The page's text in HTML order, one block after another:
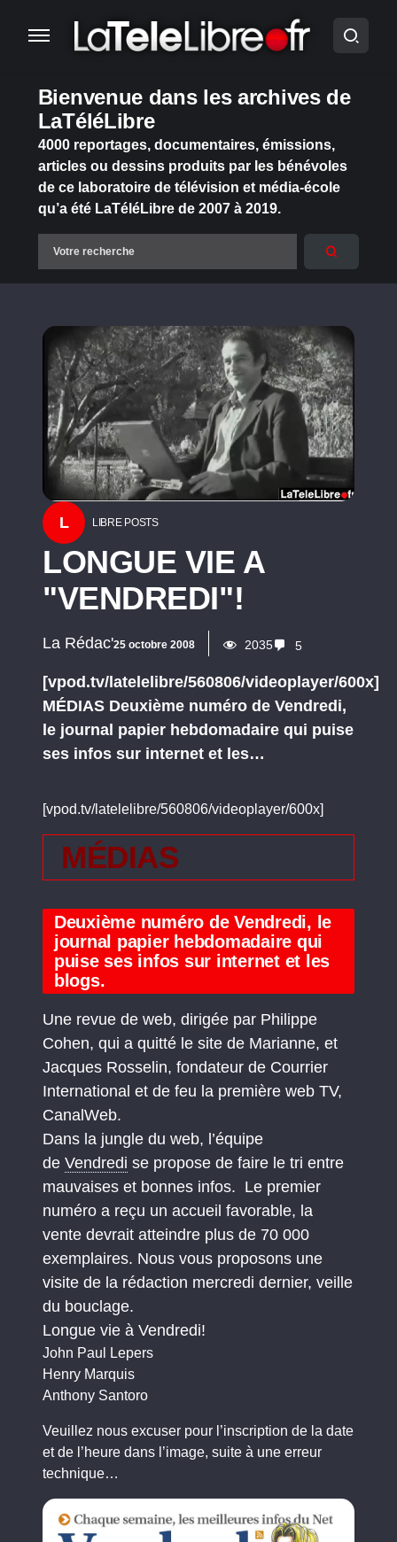
Bienvenue dans les archives de
LaTéléLibre
4000 reportages, documentaires, émissions,
articles ou dessins produits par les bénévoles
de ce laboratoire de télévision et média-école
qu’a été LaTéléLibre de 2007 à 2019.
L LIBRE POSTS
LONGUE VIE A
"VENDREDI"!
La Rédac'25 octobre 2008 2035 5
[vpod.tv/latelelibre/560806/videoplayer/600x]
MÉDIAS Deuxième numéro de Vendredi,
le journal papier hebdomadaire qui puise
ses infos sur internet et les…
[vpod.tv/latelelibre/560806/videoplayer/600x]
MÉDIAS
Deuxième numéro de Vendredi, le
journal papier hebdomadaire qui
puise ses infos sur internet et les
blogs.
Une revue de web, dirigée par Philippe
Cohen, qui a quitté le site de Marianne, et
Jacques Rosselin, fondateur de Courrier
International et de feu la première web TV,
CanalWeb.
Dans la jungle du web, l’équipe
de Vendredi se propose de faire le tri entre
mauvaises et bonnes infos. Le premier
numéro a reçu un accueil favorable, la
vente devrait atteindre plus de 70 000
exemplaires. Nous vous proposons une
visite de la rédaction mercredi dernier, veille
du bouclage.
Longue vie à Vendredi!
John Paul Lepers
Henry Marquis
Anthony Santoro
Veuillez nous excuser pour l’inscription de la date
et de l’heure dans l’image, suite à une erreur
technique…